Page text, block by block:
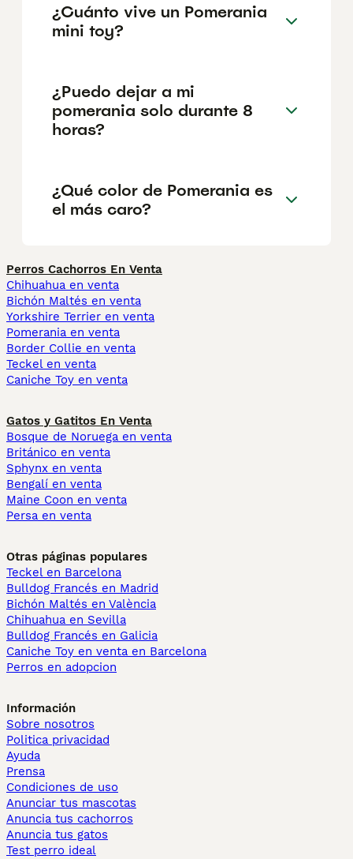
¿Cuánto vive un Pomerania
mini toy?
¿Puedo dejar a mi
pomerania solo durante 8
horas?
¿Qué color de Pomerania es
el más caro?
Perros Cachorros En Venta
Chihuahua en venta
Bichón Maltés en venta
Yorkshire Terrier en venta
Pomerania en venta
Border Collie en venta
Teckel en venta
Caniche Toy en venta
Gatos y Gatitos En Venta
Bosque de Noruega en venta
Británico en venta
Sphynx en venta
Bengalí en venta
Maine Coon en venta
Persa en venta
Otras páginas populares
Teckel en Barcelona
Bulldog Francés en Madrid
Bichón Maltés en València
Chihuahua en Sevilla
Bulldog Francés en Galicia
Caniche Toy en venta en Barcelona
Perros en adopcion
Información
Sobre nosotros
Politica privacidad
Ayuda
Prensa
Condiciones de uso
Anunciar tus mascotas
Anuncia tus cachorros
Anuncia tus gatos
Test perro ideal